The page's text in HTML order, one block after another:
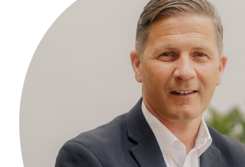
OSTTIROL
SALZBURG
STEIERMARK
TIROL (OBERLAND)
TIROL (UNTERLAND)